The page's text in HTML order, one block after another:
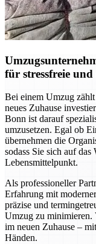
für stressfreie
Bei einem Umzug
neues Zuhause
Bonn ist darauf
umzusetzen. Egal ob
übernehmen die
sodass Sie sich auf
Lebensmittelpunkt.
Als professioneller
Erfahrung mit
präzise und
Umzug zu minimieren.
im neuen Zuhause –
Händen.